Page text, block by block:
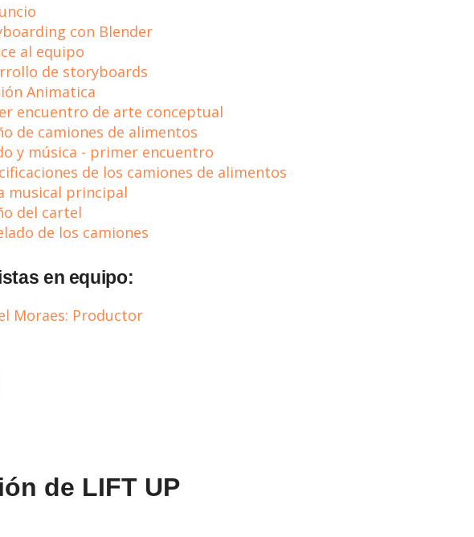
con Blender
al equipo
de storyboards
Animatica
encuentro de arte conceptual
de camiones de alimentos
y música - primer encuentro
de los camiones de alimentos
musical principal
del cartel
de los camiones
en equipo:
Moraes: Productor
de LIFT UP